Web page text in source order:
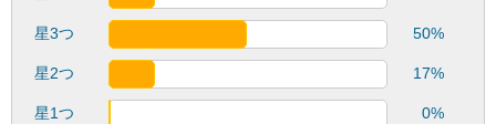
星3つ 50%
星2つ 17%
星1つ 0%